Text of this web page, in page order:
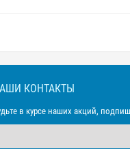
КОНТАКТЫ
в курсе наших акций,